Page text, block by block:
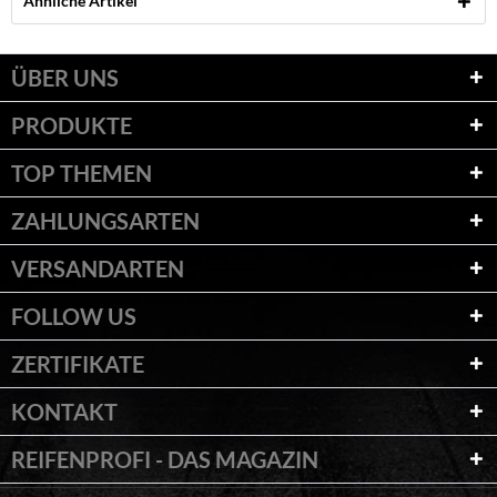
ÜBER UNS
PRODUKTE
TOP THEMEN
ZAHLUNGSARTEN
VERSANDARTEN
FOLLOW US
ZERTIFIKATE
KONTAKT
REIFENPROFI - DAS MAGAZIN